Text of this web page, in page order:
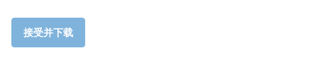
接受并下载